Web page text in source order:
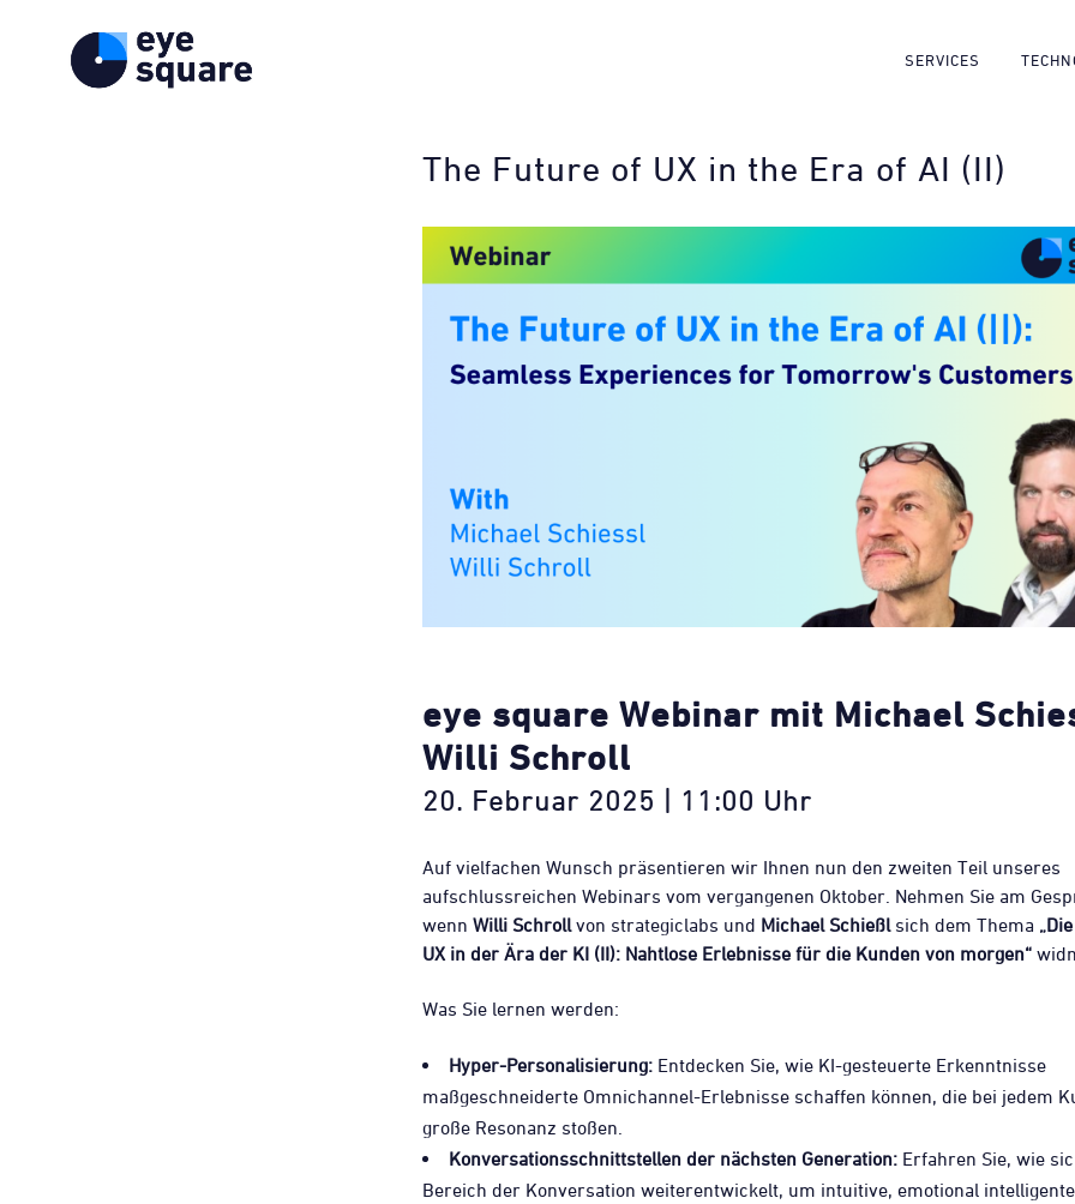
SERVICES
The Future of UX in the Era of AI (II)
eye square Webinar mit Michael
Willi Schroll
20. Februar 2025 | 11:00 Uhr
Auf vielfachen Wunsch präsentieren wir Ihnen nun den zweiten Teil unseres
aufschlussreichen Webinars vom vergangenen Oktober. Nehmen Sie am
wenn Willi Schrollvon strategiclabs und Michael Schießlsich dem Thema
UX in der Ära der KI (II): Nahtlose Erlebnisse für die Kunden von morgen“
Was Sie lernen werden:
Hyper-Personalisierung: Entdecken Sie, wie KI-gesteuerte Erkenntnisse
maßgeschneiderte Omnichannel-Erlebnisse schaffen können, die bei jedem
große Resonanz stoßen.
Konversationsschnittstellen der nächsten Generation: Erfahren Sie, wie
Bereich der Konversation weiterentwickelt, um intuitive, emotional intelligente